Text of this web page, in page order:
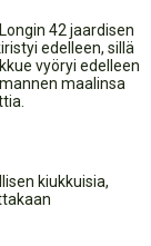
42 jaardisen
edelleen, sillä
vyöryi edelleen
maalinsa
kiukkuisia,